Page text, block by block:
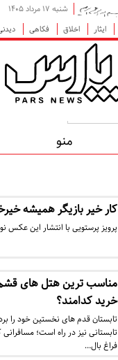
شنبه ۱۷ مرداد ۱۴۰۵
ایثار اخلاق فکاهی
منو
کار خیر بازیگر همیشه
پرویز پرستویی با انتشار این عکس
مناسب ترین هتل های
خرید کدامند؟
تابستان قدم های نخستین خود را
تابستانی نیز در راه است؛ مسافرانی
فراغ بال…